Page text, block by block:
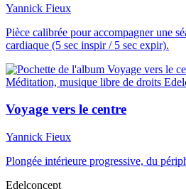
Yannick Fieux
Pièce calibrée pour accompagner une
cardiaque (5 sec inspir / 5 sec expir).
Voyage vers le centre
Yannick Fieux
Plongée intérieure progressive, du
Edelconcept